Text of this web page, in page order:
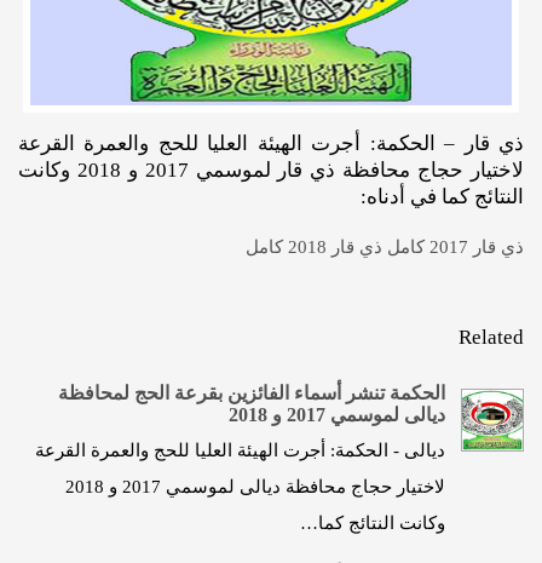
ذي قار – الحكمة: أجرت الهيئة العليا للحج والعمرة القرعة
لاختيار حجاج محافظة ذي قار لموسمي 2017 و 2018 وكانت
النتائج كما في أدناه:
ذي قار 2017 كامل ذي قار 2018 كامل
Related
الحكمة تنشر أسماء الفائزين بقرعة الحج لمحافظة
ديالى لموسمي 2017 و 2018
ديالى - الحكمة: أجرت الهيئة العليا للحج والعمرة القرعة
لاختيار حجاج محافظة ديالى لموسمي 2017 و 2018
وكانت النتائج كما…